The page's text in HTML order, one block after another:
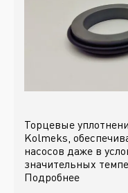
Торцевые
Kolmeks,
насосов даже в
значительных
Подробнее